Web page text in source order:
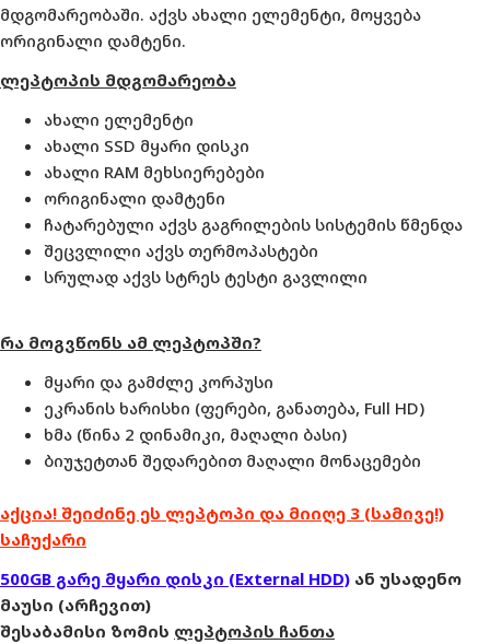
მდგომარეობაში. აქვს ახალი ელემენტი, მოყვება
ორიგინალი დამტენი.
ლეპტოპის მდგომარეობა
ახალი ელემენტი
ახალი SSD მყარი დისკი
ახალი RAM მეხსიერებები
ორიგინალი დამტენი
ჩატარებული აქვს გაგრილების სისტემის წმენდა
შეცვლილი აქვს თერმოპასტები
სრულად აქვს სტრეს ტესტი გავლილი
რა მოგვწონს ამ ლეპტოპში?
მყარი და გამძლე კორპუსი
ეკრანის ხარისხი (ფერები, განათება, Full HD)
ხმა (წინა 2 დინამიკი, მაღალი ბასი)
ბიუჯეტთან შედარებით მაღალი მონაცემები
აქცია! შეიძინე ეს ლეპტოპი და მიიღე 3 (სამივე!)
საჩუქარი
500GB გარე მყარი დისკი (External HDD) ან უსადენო
მაუსი (არჩევით)
შესაბამისი ზომის ლეპტოპის ჩანთა